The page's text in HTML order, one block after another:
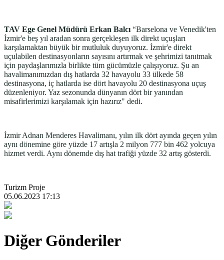
TAV Ege Genel Müdürü Erkan Balcı “Barselona ve Venedik'ten
İzmir'e beş yıl aradan sonra gerçekleşen ilk direkt uçuşları
karşılamaktan büyük bir mutluluk duyuyoruz. İzmir'e direkt
uçulabilen destinasyonların sayısını artırmak ve şehrimizi tanıtmak
için paydaşlarımızla birlikte tüm gücümüzle çalışıyoruz. Şu an
havalimanımızdan dış hatlarda 32 havayolu 33 ülkede 58
destinasyona, iç hatlarda ise dört havayolu 20 destinasyona uçuş
düzenleniyor. Yaz sezonunda dünyanın dört bir yanından
misafirlerimizi karşılamak için hazırız" dedi.
İzmir Adnan Menderes Havalimanı, yılın ilk dört ayında geçen yılın
aynı dönemine göre yüzde 17 artışla 2 milyon 777 bin 462 yolcuya
hizmet verdi. Aynı dönemde dış hat trafiği yüzde 32 artış gösterdi.
Turizm Proje
05.06.2023 17:13
Diğer Gönderiler